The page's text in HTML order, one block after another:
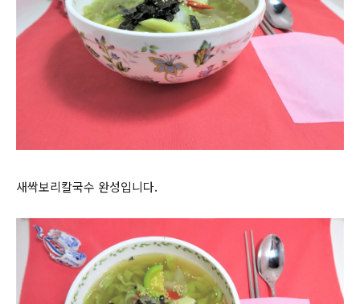
새싹보리칼국수 완성입니다.